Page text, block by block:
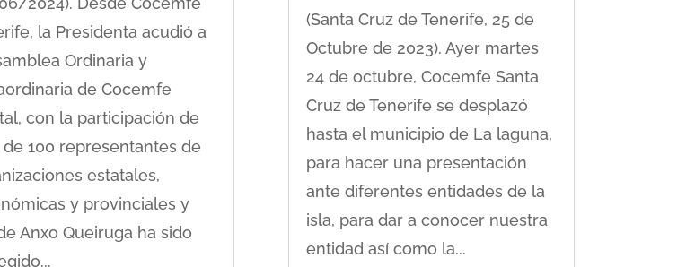
la Presidenta acudió a
Ordinaria y
de Cocemfe
con la participación de
de 100 representantes de
estatales,
y provinciales y
Anxo Queiruga ha sido
(Santa Cruz de Tenerife, 25 de
Octubre de 2023). Ayer martes
24 de octubre, Cocemfe Santa
Cruz de Tenerife se desplazó
hasta el municipio de La laguna,
para hacer una presentación
ante diferentes entidades de la
isla, para dar a conocer nuestra
entidad así como la...